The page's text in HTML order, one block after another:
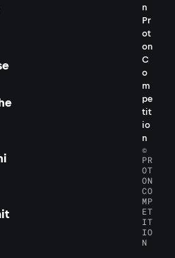
n
Pr
ot
on
C
o
m
pe
tit
io
n
©
PR
OT
ON
CO
MP
ET
IT
IO
N